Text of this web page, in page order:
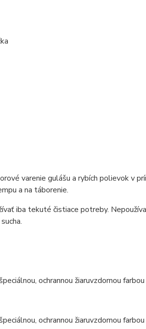
varenie gulášu a rybích polievok v
a na táborenie.
iba tekuté čistiace potreby.